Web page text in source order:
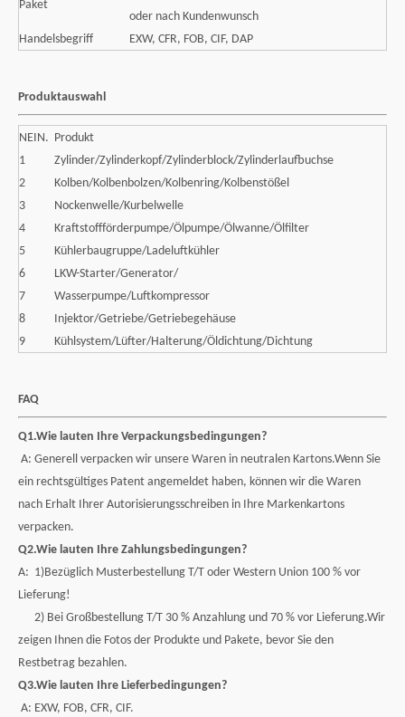
Paket
oder nach Kundenwunsch
Handelsbegriff
EXW, CFR, FOB, CIF, DAP
Produktauswahl
NEIN. Produkt
1
Zylinder/Zylinderkopf/Zylinderblock/Zylinderlaufbuchse
2
Kolben/Kolbenbolzen/Kolbenring/Kolbenstößel
3
Nockenwelle/Kurbelwelle
4
Kraftstoffförderpumpe/Ölpumpe/Ölwanne/Ölfilter
5
Kühlerbaugruppe/Ladeluftkühler
6
LKW-Starter/Generator/
7
Wasserpumpe/Luftkompressor
8
Injektor/Getriebe/Getriebegehäuse
9
Kühlsystem/Lüfter/Halterung/Öldichtung/Dichtung
FAQ
Q1.Wie lauten Ihre Verpackungsbedingungen?
A: Generell verpacken wir unsere Waren in neutralen Kartons.Wenn Sie
ein rechtsgültiges Patent angemeldet haben, können wir die Waren
nach Erhalt Ihrer Autorisierungsschreiben in Ihre Markenkartons
verpacken.
Q2.Wie lauten Ihre Zahlungsbedingungen?
A: 1)Bezüglich Musterbestellung T/T oder Western Union 100 % vor
Lieferung!
2) Bei Großbestellung T/T 30 % Anzahlung und 70 % vor Lieferung.Wir
zeigen Ihnen die Fotos der Produkte und Pakete, bevor Sie den
Restbetrag bezahlen.
Q3.Wie lauten Ihre Lieferbedingungen?
A: EXW, FOB, CFR, CIF.